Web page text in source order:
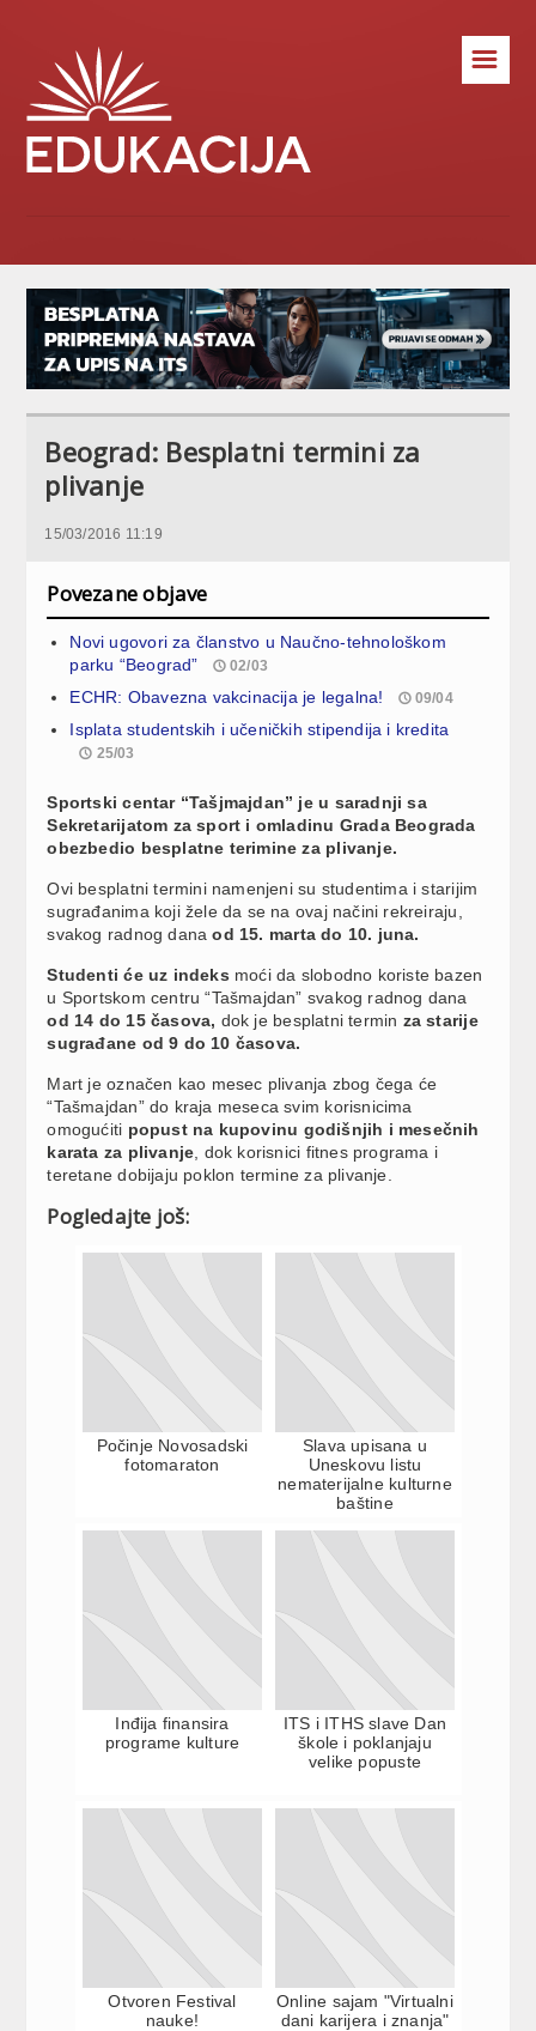
☰
Beograd: Besplatni termini za
plivanje
15/03/2016 11:19
Povezane objave
Novi ugovori za članstvo u Naučno-tehnološkom
parku “Beograd”
02/03
ECHR: Obavezna vakcinacija je legalna! 09/04
Isplata studentskih i učeničkih stipendija i kredita
25/03
Sportski centar “Tašjmajdan” je u saradnji sa
Sekretarijatom za sport i omladinu Grada Beograda
obezbedio besplatne terimine za plivanje.
Ovi besplatni termini namenjeni su studentima i starijim
sugrađanima koji žele da se na ovaj načini rekreiraju,
svakog radnog danaod 15. marta do 10. juna.
Studenti će uz indeks moći da slobodno koriste bazen
u Sportskom centru “Tašmajdan” svakog radnog dana
od 14 do 15 časova, dok je besplatni termin za starije
sugrađane od 9 do 10 časova.
Mart je označen kao mesec plivanja zbog čega će
“Tašmajdan” do kraja meseca svim korisnicima
omogućiti popust na kupovinu godišnjih i mesečnih
karata za plivanje , dok korisnici fitnes programa i
teretane dobijaju poklon termine za plivanje.
Pogledajte još:
Počinje Novosadski
fotomaraton
Slava upisana u
Uneskovu listu
nematerijalne kulturne
baštine
Inđija finansira
programe kulture
ITS i ITHS slave Dan
škole i poklanjaju
velike popuste
Otvoren Festival
nauke!
Online sajam "Virtualni
dani karijera i znanja"